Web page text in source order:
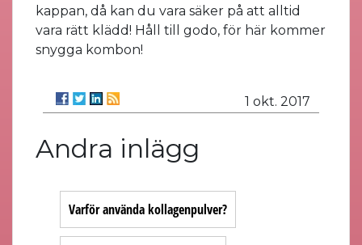
kappan, då kan du vara säker på att alltid
vara rätt klädd! Håll till godo, för här kommer
snygga kombon!
1 okt. 2017
Andra inlägg
Varför använda kollagenpulver?